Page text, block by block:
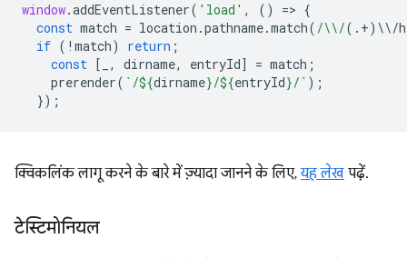
window.addEventListener( 'load' , () => {
const match = location .pathname.match( /\\/(. +) \\/
if ( ! match) return ;
const
[ , dirname, entryId] = match ;
prerender( `/${dirname}/${entryId}/` );
});
क्विकलिंक लागू करने के बारे में ज़्यादा जानने के लिए,यह लेख पढ़ें.
टेस्टिमोनियल